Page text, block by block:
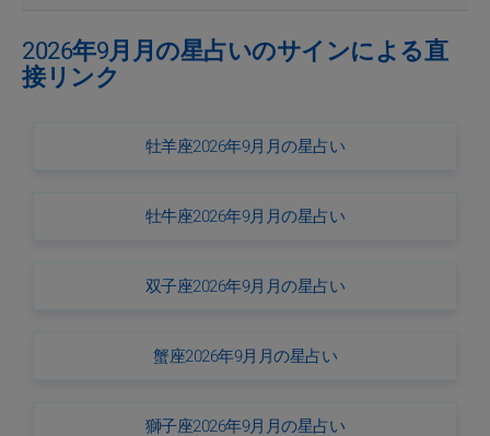
2026年9月月の星占いのサインによる直
接リンク
牡羊座2026年9月月の星占い
牡牛座2026年9月月の星占い
双子座2026年9月月の星占い
蟹座2026年9月月の星占い
獅子座2026年9月月の星占い